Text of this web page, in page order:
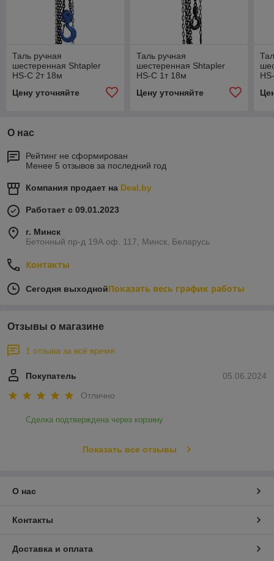
Таль ручная
шестеренная Shtapler
HS-C 2т 18м
Цену уточняйте
Таль ручная
шестеренная Shtapler
HS-C 1т 18м
Цену уточняйте
О нас
Рейтинг не сформирован
Менее 5 отзывов за последний год
Компания продает на Deal.by
Работает с 09.01.2023
г. Минск
Бетонный пр-д 19А оф. 117, Минск, Беларусь
Контакты
Сегодня выходнойПоказать весь график работы
Отзывы о магазине
1 отзыва за всё время
05.06.2024
Покупатель
Отлично
Сделка подтверждена через корзину
Показать все отзывы
О нас
Контакты
Доставка и оплата